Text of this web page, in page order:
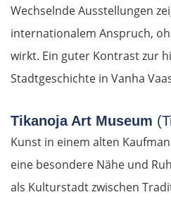
Wechselnde Ausstellungen
internationalem Anspruch,
wirkt. Ein guter Kontrast zur
Stadtgeschichte in Vanha
Tikanoja Art Museum
Kunst in einem alten
eine besondere Nähe und
als Kulturstadt zwischen
Edessa
Giannitsa
Bulgarien West
Petritsch